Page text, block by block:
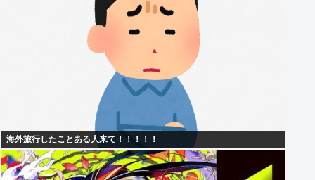
海外旅行したことある人来て！！！！！